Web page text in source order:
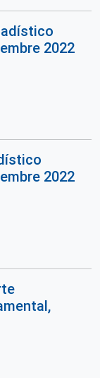
2022
2022